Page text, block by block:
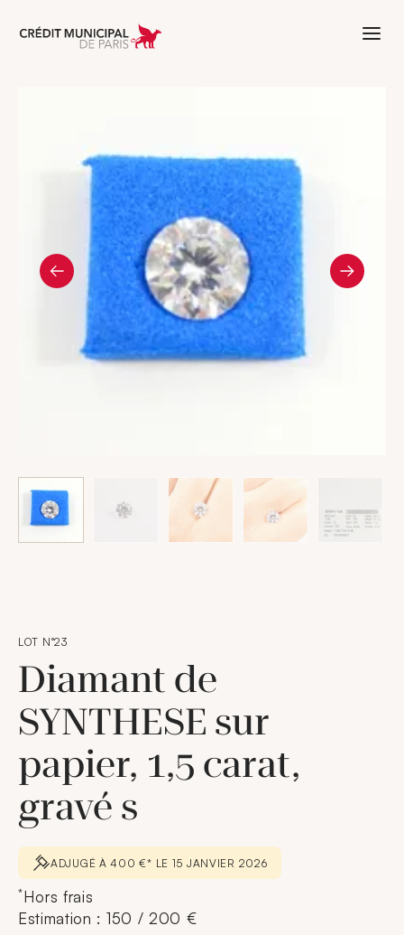
Aller à l'accueil de Crédit Municipal
LOT N°23
Diamant de
SYNTHESE sur
papier, 1,5 carat,
gravé s
ADJUGÉ À 400 €* LE 15 JANVIER 2026
*Hors frais
Estimation : 150 / 200 €